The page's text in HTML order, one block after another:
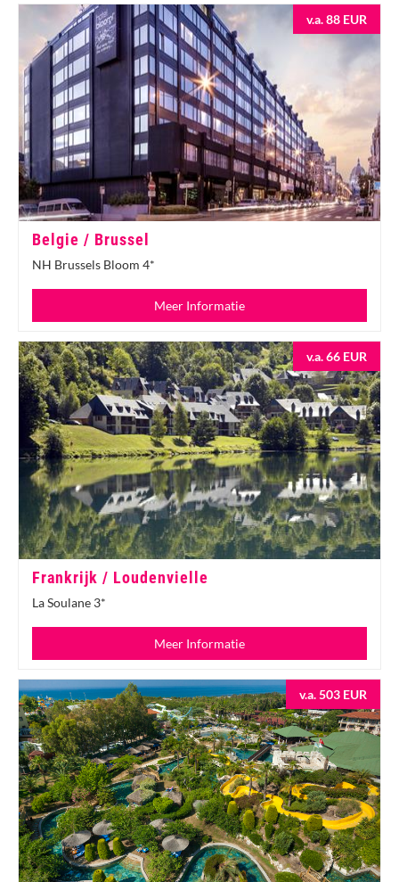
v.a. 88 EUR
Belgie / Brussel
NH Brussels Bloom 4*
Meer Informatie
v.a. 66 EUR
Frankrijk / Loudenvielle
La Soulane 3*
Meer Informatie
v.a. 503 EUR